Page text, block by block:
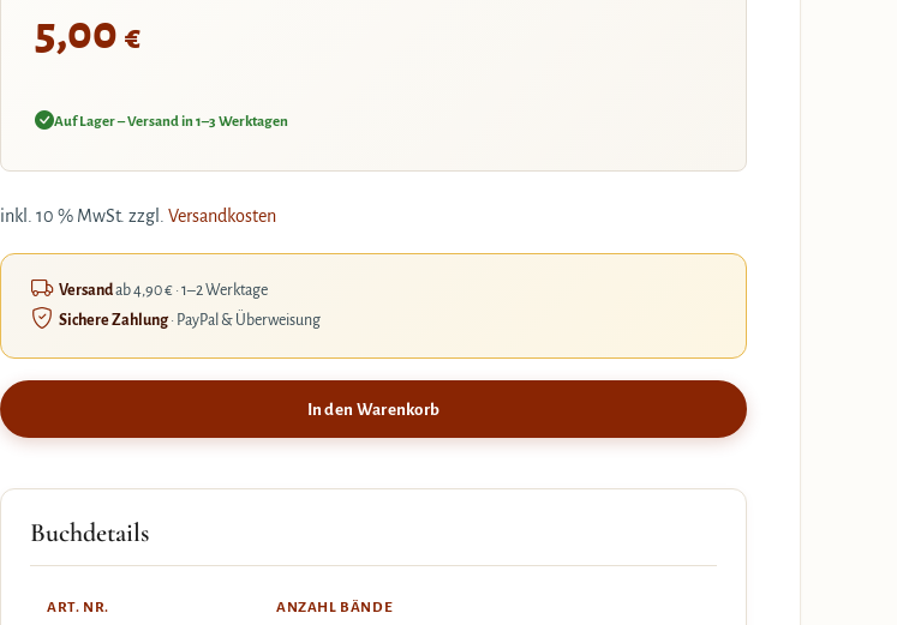
5,00 €
Auf Lager – Versand in 1–3 Werktagen
inkl. 10 % MwSt. zzgl. Versandkosten
Versandab 4,90 € · 1–2 Werktage
Sichere Zahlung· PayPal & Überweisung
In den Warenkorb
Buchdetails
ART. NR. ANZAHL BÄNDE